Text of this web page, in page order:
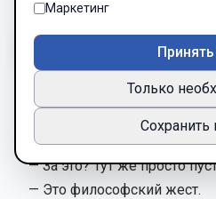
Шрифт
— Сколько вы хотите за эту
— Сто тысяч.
— За это? Тут же просто
— Это философский жест.
Маркетинг
Только